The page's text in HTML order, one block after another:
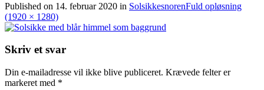
Published on 14. februar 2020 in SolsikkesnorenFuld opløsning
(1920 × 1280)
Skriv et svar
Din e-mailadresse vil ikke blive publiceret. Krævede felter er
markeret med *